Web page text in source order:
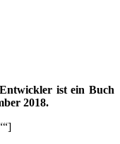
ist ein Buch
2018.